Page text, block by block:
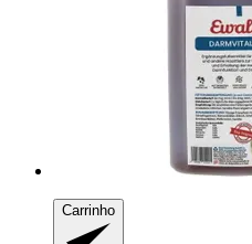
Carrinho